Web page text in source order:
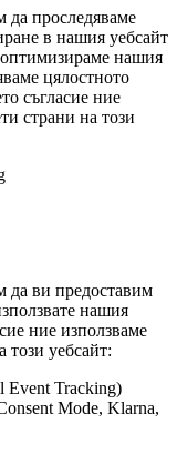
проследяваме
в нашия уебсайт
нашия
цялостното
съгласие ние
страни на този
да ви предоставим
нашия
ние използваме
този уебсайт:
Event Tracking)
Mode, Klarna,